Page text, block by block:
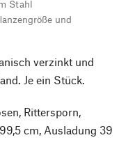
Stahl
und
verzinkt und
Je ein Stück.
Rittersporn,
cm, Ausladung 39